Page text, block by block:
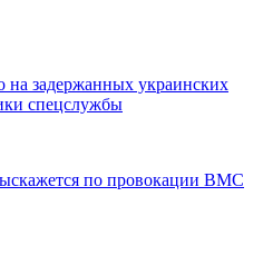
задержанных украинских
спецслужбы
по провокации ВМС